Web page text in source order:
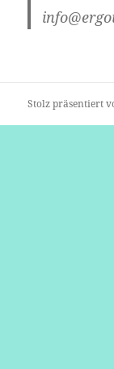
Stolz präsentiert